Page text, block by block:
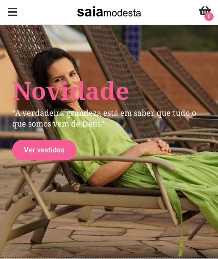
Novidade
“A verdadeira grandeza está em saber que tudo o
que somos vem de Deus."
Ver vestidos
0